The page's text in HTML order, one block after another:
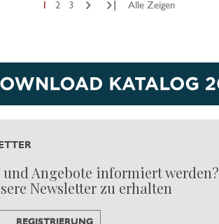
1 2 3 Alle Zeigen
Angebote informiert werden?
Newsletter zu erhalten